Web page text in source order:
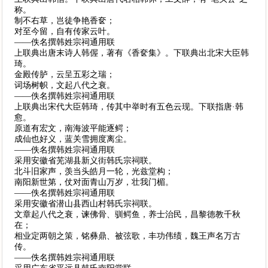
称。
制不右草，岂徒争艳香奁；
对至今留，自有传家云叶。
——佚名撰韩姓宗祠通用联
上联典出唐末诗人韩偓，著有《香奁集》。下联典出北宋大臣韩
琦。
金殿传胪，云呈五彩之瑞；
词场树帜，文起八代之衰。
——佚名撰韩姓宗祠通用联
上联典出宋代大臣韩琦，传其中举时有五色云现。下联指唐·韩
愈。
原道有宏文，南海波平能逐鳄；
成仙也好义，蓝关雪拥度离尘。
——佚名撰韩姓宗祠通用联
采用安徽省芜湖县新义街韩氏宗祠联。
北斗旧家声，羡当头皓月一轮，光兹堂构；
南阳新世第，仗对面青山万岁，壮我门楣。
——佚名撰韩姓宗祠通用联
采用安徽省潜山县西山村韩氏宗祠联。
文章起八代之衰，谏佛骨、驯鳄鱼，养士治民，昌黎德教千秋
在；
相业定两朝之策，铭彝鼎、被弦歌，丰功伟绩，魏王声名万古
传。
——佚名撰韩姓宗祠通用联